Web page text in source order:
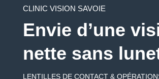
CLINIC VISION SAVOIE
Envie d’une
nette sans
LENTILLES DE CONTACT &